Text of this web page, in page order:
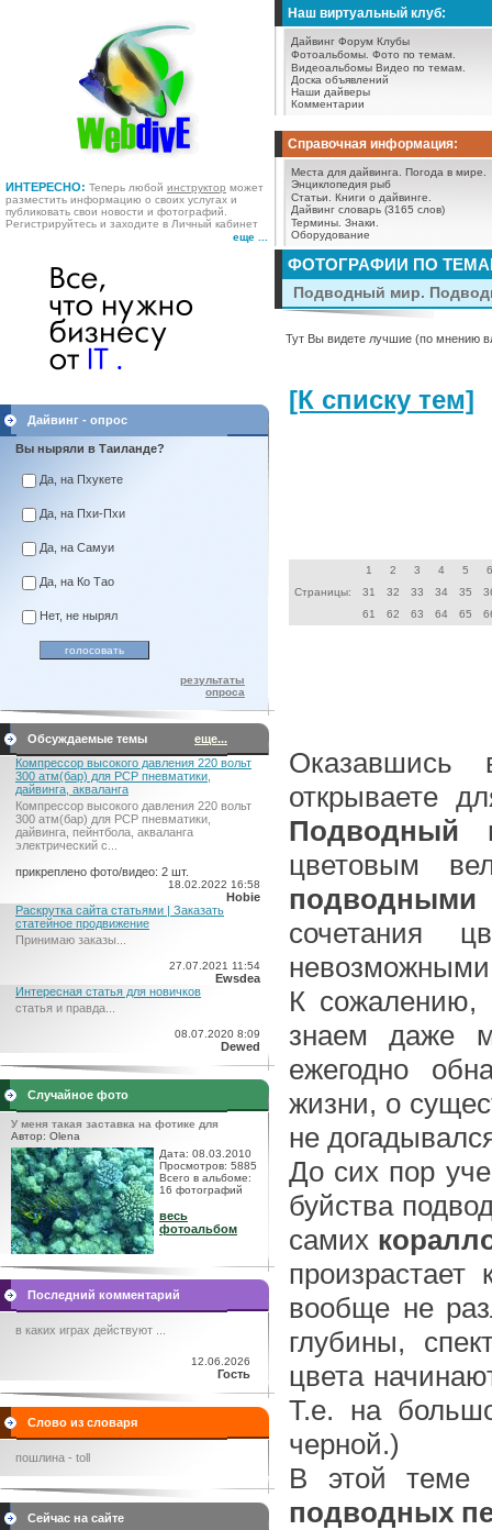
ИНТЕРЕСНО: Теперь любой инструктор может
разместить информацию о своих услугах и
публиковать свои новости и фотографий.
Регистрируйтесь и заходите в Личный кабинет
еще ...
Наш виртуальный клуб:
Дайвинг Форум Клубы
Фотоальбомы. Фото по темам.
Видеоальбомы Видео по темам.
Доска объявлений
Наши дайверы
Комментарии
Справочная информация:
Места для дайвинга.
Погода в мире.
Энциклопедия рыб
Статьи.
Книги о дайвинге.
Дайвинг словарь (3165 слов)
Термины. Знаки.
Оборудование
Дайвинг - опрос
Вы ныряли в Таиланде?
Да, на Пхукете
Да, на Пхи-Пхи
Да, на Самуи
Да, на Ко Тао
Нет, не нырял
результаты
опроса
Обсуждаемые темы
еще...
Компрессор высокого давления 220 вольт
300 атм(бар) для PCP пневматики,
дайвинга, акваланга
Компрессор высокого давления 220 вольт
300 атм(бар) для PCP пневматики,
дайвинга, пейнтбола, акваланга
электрический c...
прикреплено фото/видео: 2 шт.
18.02.2022 16:58
Hobie
Раскрутка сайта статьями | Заказать
статейное продвижение
Принимаю заказы...
27.07.2021 11:54
Ewsdea
Интересная статья для новичков
статья и правда...
08.07.2020 8:09
Dewed
Случайное фото
У меня такая заставка на фотике для
Автор: Olena
Дата: 08.03.2010
Просмотров: 5885
Всего в альбоме:
16 фотографий
весь
фотоальбом
Последний комментарий
в каких играх действуют ...
12.06.2026
Гость
Слово из словаря
пошлина - toll
Сейчас на сайте
ФОТОГРАФИИ ПО
Подводный мир.
Тут Вы видете лучшие (по мнению
[К списку тем]
Страницы:
1 2 3 4 5
6
31
32 33 34 35
61
62 63 64 65
Оказавшись
открываете
Подводный
цветовым
подводными
сочетания
К
знаем даже
ежегодно
жизни, о
не
До сих пор
буйства
самих
вообще не
глубины,
цвета
Т.е. на
черной.)
В этой теме
подводных